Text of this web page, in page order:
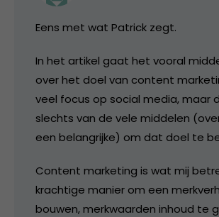
Eens met wat Patrick zegt.
In het artikel gaat het vooral
over het doel van content
veel focus op social media, maar
slechts van de vele middelen
een belangrijke) om dat doel te
Content marketing is wat mij
krachtige manier om een
bouwen, merkwaarden inhoud te